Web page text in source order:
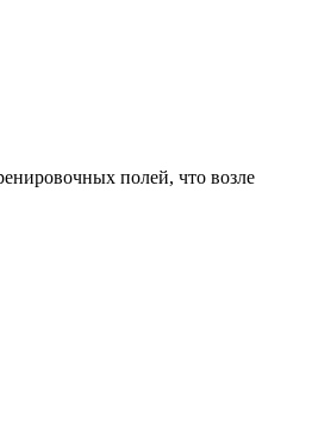
полей, что возле